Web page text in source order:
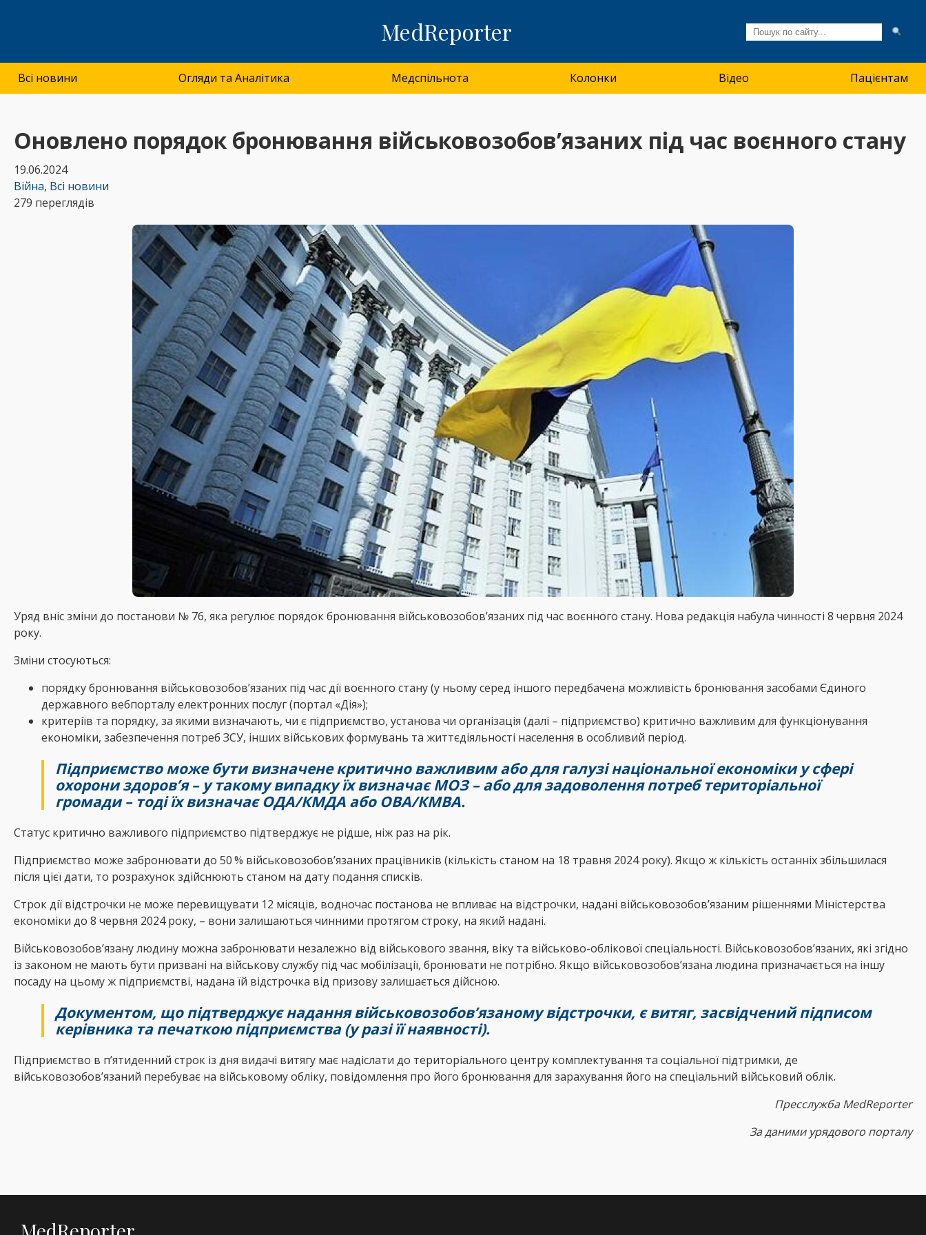
MedReporter
Всі новини Огляди та Аналітика Медспільнота Колонки Відео Пацієнтам
Оновлено порядок бронювання військовозобов’язаних під час воєнного стану
19.06.2024
Війна, Всі новини
279 переглядів
Уряд вніс зміни до постанови № 76, яка регулює порядок бронювання військовозобов’язаних під час воєнного стану. Нова редакція набула чинності 8 червня 2024
року.
Зміни стосуються:
порядку бронювання військовозобов’язаних під час дії воєнного стану (у ньому серед іншого передбачена можливість бронювання засобами Єдиного
державного вебпорталу електронних послуг (портал «Дія»);
критеріїв та порядку, за якими визначають, чи є підприємство, установа чи організація (далі – підприємство) критично важливим для функціонування
економіки, забезпечення потреб ЗСУ, інших військових формувань та життєдіяльності населення в особливий період.
Підприємство може бути визначене критично важливим або для галузі національної економіки у сфері
охорони здоров’я – у такому випадку їх визначає МОЗ – або для задоволення потреб територіальної
громади – тоді їх визначає ОДА/КМДА або ОВА/КМВА.
Статус критично важливого підприємство підтверджує не рідше, ніж раз на рік.
Підприємство може забронювати до 50 % військовозобов’язаних працівників (кількість станом на 18 травня 2024 року). Якщо ж кількість останніх збільшилася
після цієї дати, то розрахунок здійснюють станом на дату подання списків.
Строк дії відстрочки не може перевищувати 12 місяців, водночас постанова не впливає на відстрочки, надані військовозобов’язаним рішеннями Міністерства
економіки до 8 червня 2024 року, – вони залишаються чинними протягом строку, на який надані.
Військовозобов’язану людину можна забронювати незалежно від військового звання, віку та військово-облікової спеціальності. Військовозобов’язаних, які згідно
із законом не мають бути призвані на військову службу під час мобілізації, бронювати не потрібно. Якщо військовозобов’язана людина призначається на іншу
посаду на цьому ж підприємстві, надана їй відстрочка від призову залишається дійсною.
Документом, що підтверджує надання військовозобов’язаному відстрочки, є витяг, засвідчений підписом
керівника та печаткою підприємства (у разі її наявності).
Підприємство в п’ятиденний строк із дня видачі витягу має надіслати до територіального центру комплектування та соціальної підтримки, де
військовозобов’язаний перебуває на військовому обліку, повідомлення про його бронювання для зарахування його на спеціальний військовий облік.
Пресслужба MedReporter
За даними урядового порталу